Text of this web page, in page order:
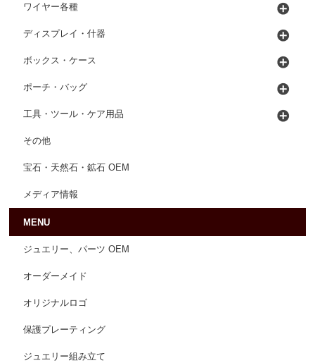
ワイヤー各種
ディスプレイ・什器
ボックス・ケース
ポーチ・バッグ
工具・ツール・ケア用品
その他
宝石・天然石・鉱石 OEM
メディア情報
MENU
ジュエリー、パーツ OEM
オーダーメイド
オリジナルロゴ
保護プレーティング
ジュエリー組み立て